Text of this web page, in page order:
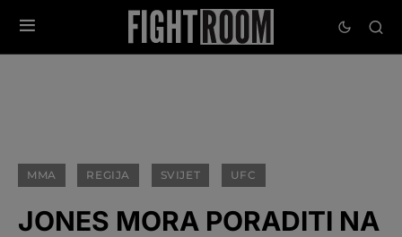
MMA REGIJA SVIJET UFC
JONES MORA PORADITI NA